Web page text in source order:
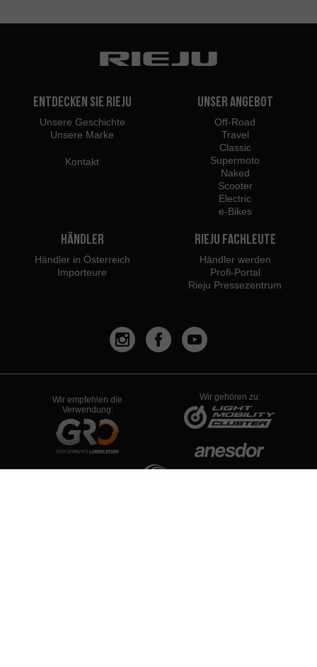
Entdecken Sie Rieju
Unsere Geschichte
Unsere Marke
Kontakt
Unser Angebot
Off-Road
Travel
Classic
Supermoto
Naked
Scooter
Electric
e-Bikes
Händler
Händler in Österreich
Importeure
Rieju Fachleute
Händler werden
Profi-Portal
Rieju Pressezentrum
Wir empfehlen die
Verwendung:
Wir gehören zu: